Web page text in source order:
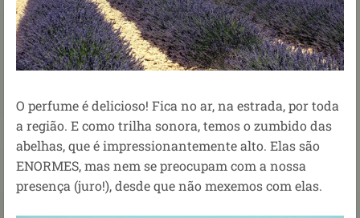
O perfume é delicioso! Fica no ar, na estrada, por toda
a região. E como trilha sonora, temos o zumbido das
abelhas, que é impressionantemente alto. Elas são
ENORMES, mas nem se preocupam com a nossa
presença (juro!), desde que não mexemos com elas.